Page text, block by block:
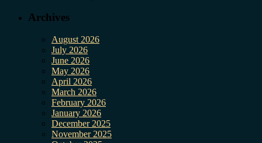
Archives
August 2026
July 2026
June 2026
May 2026
April 2026
March 2026
February 2026
January 2026
December 2025
November 2025